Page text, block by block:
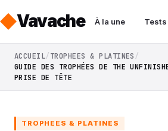
Vavache À la une Tests
ACCUEIL TROPHEES & PLATINES
GUIDE DES TROPHÉES DE THE
PRISE DE TÊTE
TROPHEES & PLATINES